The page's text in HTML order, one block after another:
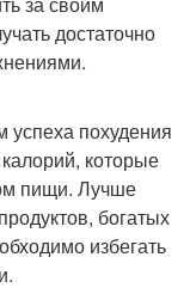
достаточно
похудения
которые
пищи. Лучше
богатых
избегать